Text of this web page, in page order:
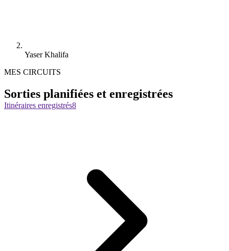
Yaser Khalifa
MES CIRCUITS
Sorties planifiées et enregistrées
Itinéraires enregistrés8